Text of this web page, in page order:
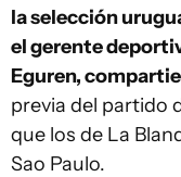
la selección
el gerente
Eguren,
previa del partido
que los de La
Sao Paulo.